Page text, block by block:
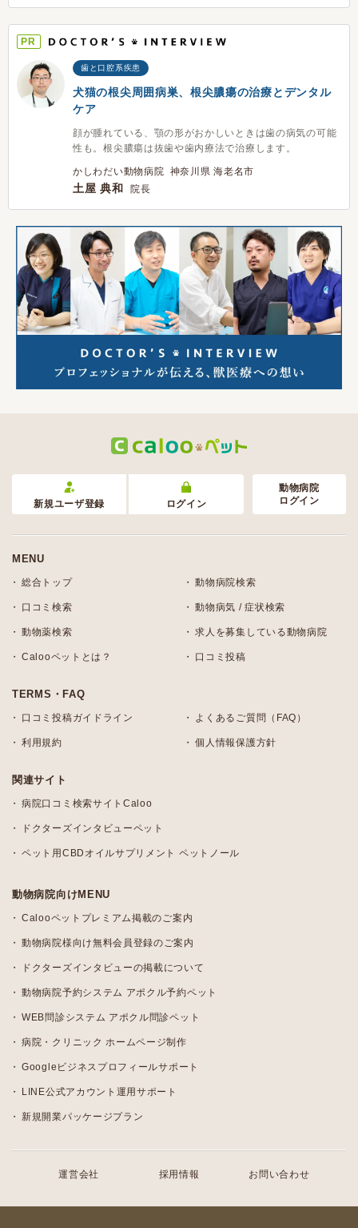
PR
歯と口腔系疾患
犬猫の根尖周囲病巣、根尖膿瘍の治療とデンタル
ケア
顔が腫れている、顎の形がおかしいときは歯の病気の可能
性も。根尖膿瘍は抜歯や歯内療法で治療します。
かしわだい動物病院 神奈川県 海老名市
土屋 典和 院長
新規ユーザ登録 ログイン
動物病院
ログイン
MENU
総合トップ 動物病院検索
口コミ検索 動物病気 / 症状検索
動物薬検索 求人を募集している動物病院
Calooペットとは？ 口コミ投稿
TERMS・FAQ
口コミ投稿ガイドライン よくあるご質問（FAQ）
利用規約 個人情報保護方針
関連サイト
病院口コミ検索サイトCaloo
ドクターズインタビューペット
ペット用CBDオイルサプリメント ペットノール
動物病院向けMENU
Calooペットプレミアム掲載のご案内
動物病院様向け無料会員登録のご案内
ドクターズインタビューの掲載について
動物病院予約システム アポクル予約ペット
WEB問診システム アポクル問診ペット
病院・クリニック ホームページ制作
Googleビジネスプロフィールサポート
LINE公式アカウント運用サポート
新規開業パッケージプラン
運営会社 採用情報 お問い合わせ